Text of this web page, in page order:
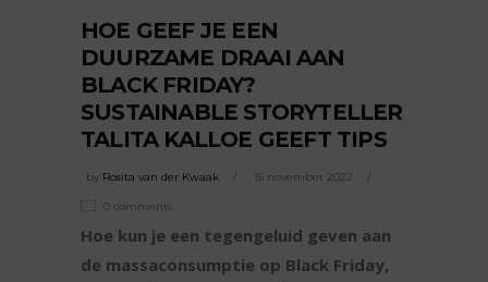
HOE GEEF JE EEN
DUURZAME DRAAI AAN
BLACK FRIDAY?
SUSTAINABLE STORYTELLER
TALITA KALLOE GEEFT TIPS
by Rosita van der Kwaak 15 november 2022
0 comments
Hoe kun je een tegengeluid geven aan
de massaconsumptie op Black Friday,